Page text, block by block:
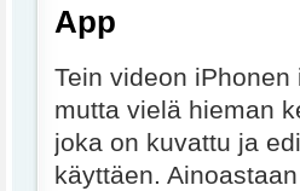
App
Tein videon
mutta vielä hieman
joka on kuvattu ja
käyttäen.